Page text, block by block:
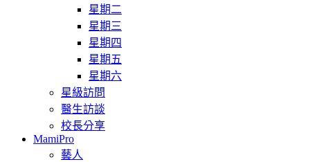
星期二
星期三
星期四
星期五
星期六
星級訪問
醫生訪談
校長分享
MamiPro
藝人